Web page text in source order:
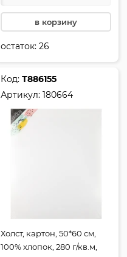
в корзину
остаток:26
Код:Т886155
Артикул:180664
Холст, картон, 50*60 см,
100% хлопок, 280 г/кв.м,